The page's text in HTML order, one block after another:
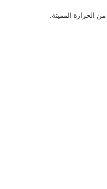
الحرارة المميتة.